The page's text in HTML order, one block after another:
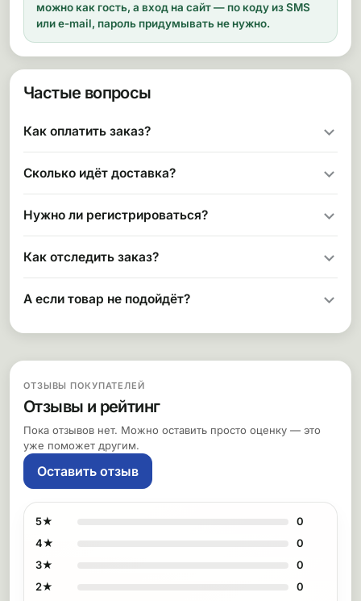
можно как гость, а вход на сайт — по коду из SMS
или e-mail, пароль придумывать не нужно.
Частые вопросы
Как оплатить заказ?
Сколько идёт доставка?
Нужно ли регистрироваться?
Как отследить заказ?
А если товар не подойдёт?
ОТЗЫВЫ ПОКУПАТЕЛЕЙ
Отзывы и рейтинг
Пока отзывов нет. Можно оставить просто оценку — это
уже поможет другим.
Оставить отзыв
5★
0
4★
0
3★
0
2★
0